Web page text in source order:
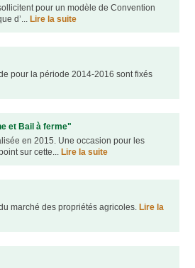
pour un modèle de Convention
d’... Lire la suite
pour la période 2014-2016 sont fixés
et Bail à ferme"
en 2015. Une occasion pour les
sur cette... Lire la suite
marché des propriétés agricoles. Lire la